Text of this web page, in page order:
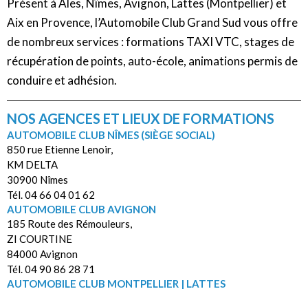
Aix en Provence, l’Automobile Club Grand Sud vous offre
de nombreux services : formations TAXI VTC, stages de
récupération de points, auto-école, animations permis de
conduire et adhésion.
NOS AGENCES ET LIEUX DE FORMATIONS
AUTOMOBILE CLUB NÎMES (SIÈGE SOCIAL)
850 rue Etienne Lenoir,
KM DELTA
30900 Nîmes
Tél. 04 66 04 01 62
AUTOMOBILE CLUB AVIGNON
185 Route des Rémouleurs,
ZI COURTINE
84000 Avignon
Tél. 04 90 86 28 71
AUTOMOBILE CLUB MONTPELLIER | LATTES